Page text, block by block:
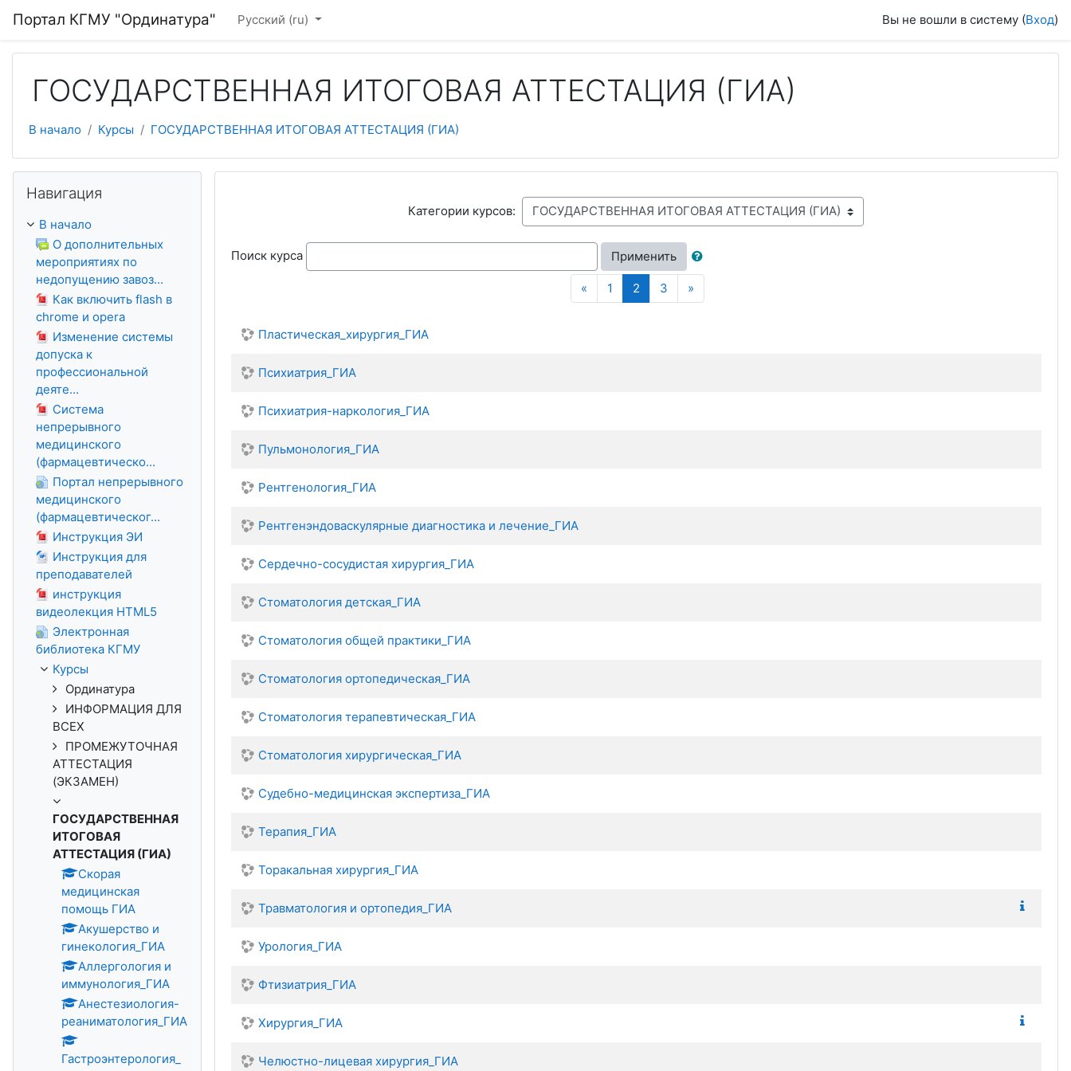
Портал КГМУ "Ординатура" Русский ‎(ru)‎ Вы не вошли в систему (Вход)
ГОСУДАРСТВЕННАЯ ИТОГОВАЯ АТТЕСТАЦИЯ (ГИА)
В начало Курсы ГОСУДАРСТВЕННАЯ ИТОГОВАЯ АТТЕСТАЦИЯ (ГИА)
Категории курсов:
Поиск курса Применить
«Назад
1 2(текущая)
3 »Далее
Пластическая_хирургия_ГИА
Психиатрия_ГИА
Психиатрия-наркология_ГИА
Пульмонология_ГИА
Рентгенология_ГИА
Рентгенэндоваскулярные диагностика и лечение_ГИА
Сердечно-сосудистая хирургия_ГИА
Стоматология детская_ГИА
Стоматология общей практики_ГИА
Стоматология ортопедическая_ГИА
Стоматология терапевтическая_ГИА
Стоматология хирургическая_ГИА
Судебно-медицинская экспертиза_ГИА
Терапия_ГИА
Торакальная хирургия_ГИА
Травматология и ортопедия_ГИА
Урология_ГИА
Фтизиатрия_ГИА
Хирургия_ГИА
Челюстно-лицевая хирургия_ГИА
Навигация
В начало
О дополнительных
мероприятиях по
недопущению завоз...
Как включить flash в
chrome и opera
Изменение системы
допуска к
профессиональной
деяте...
Система
непрерывного
медицинского
(фармацевтическо...
Портал непрерывного
медицинского
(фармацевтическог...
Инструкция ЭИ
Инструкция для
преподавателей
инструкция
видеолекция HTML5
Электронная
библиотека КГМУ
Курсы
Ординатура
ИНФОРМАЦИЯ ДЛЯ
ВСЕХ
ПРОМЕЖУТОЧНАЯ
АТТЕСТАЦИЯ
(ЭКЗАМЕН)
ГОСУДАРСТВЕННАЯ
ИТОГОВАЯ
АТТЕСТАЦИЯ (ГИА)
Скорая
медицинская
помощь ГИА
Акушерство и
гинекология_ГИА
Аллергология и
иммунология_ГИА
Анестезиология-
реаниматология_ГИА
Гастроэнтерология_